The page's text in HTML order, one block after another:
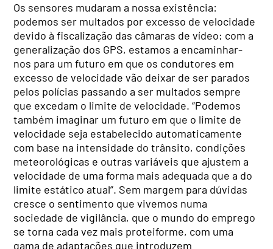
Os sensores mudaram a nossa existência:
podemos ser multados por excesso de velocidade
devido à fiscalização das câmaras de vídeo; com a
generalização dos GPS, estamos a encaminhar-
nos para um futuro em que os condutores em
excesso de velocidade vão deixar de ser parados
pelos polícias passando a ser multados sempre
que excedam o limite de velocidade. “Podemos
também imaginar um futuro em que o limite de
velocidade seja estabelecido automaticamente
com base na intensidade do trânsito, condições
meteorológicas e outras variáveis que ajustem a
velocidade de uma forma mais adequada que a do
limite estático atual”. Sem margem para dúvidas
cresce o sentimento que vivemos numa
sociedade de vigilância, que o mundo do emprego
se torna cada vez mais proteiforme, com uma
gama de adaptações que introduzem